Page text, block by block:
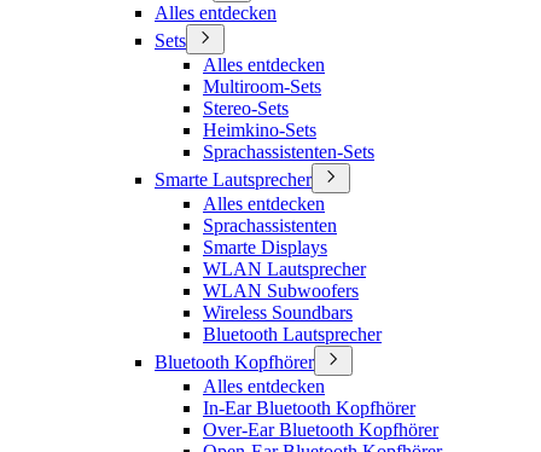
Alles entdecken
Sets
Alles entdecken
Multiroom-Sets
Stereo-Sets
Heimkino-Sets
Sprachassistenten-Sets
Smarte Lautsprecher
Alles entdecken
Sprachassistenten
Smarte Displays
WLAN Lautsprecher
WLAN Subwoofers
Wireless Soundbars
Bluetooth Lautsprecher
Bluetooth Kopfhörer
Alles entdecken
In-Ear Bluetooth Kopfhörer
Over-Ear Bluetooth Kopfhörer